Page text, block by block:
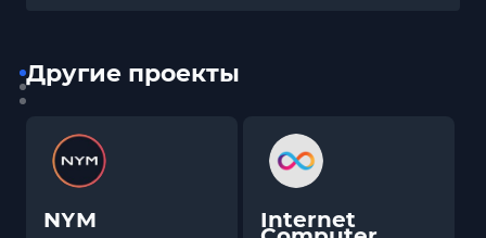
Другие проекты
NYM Internet